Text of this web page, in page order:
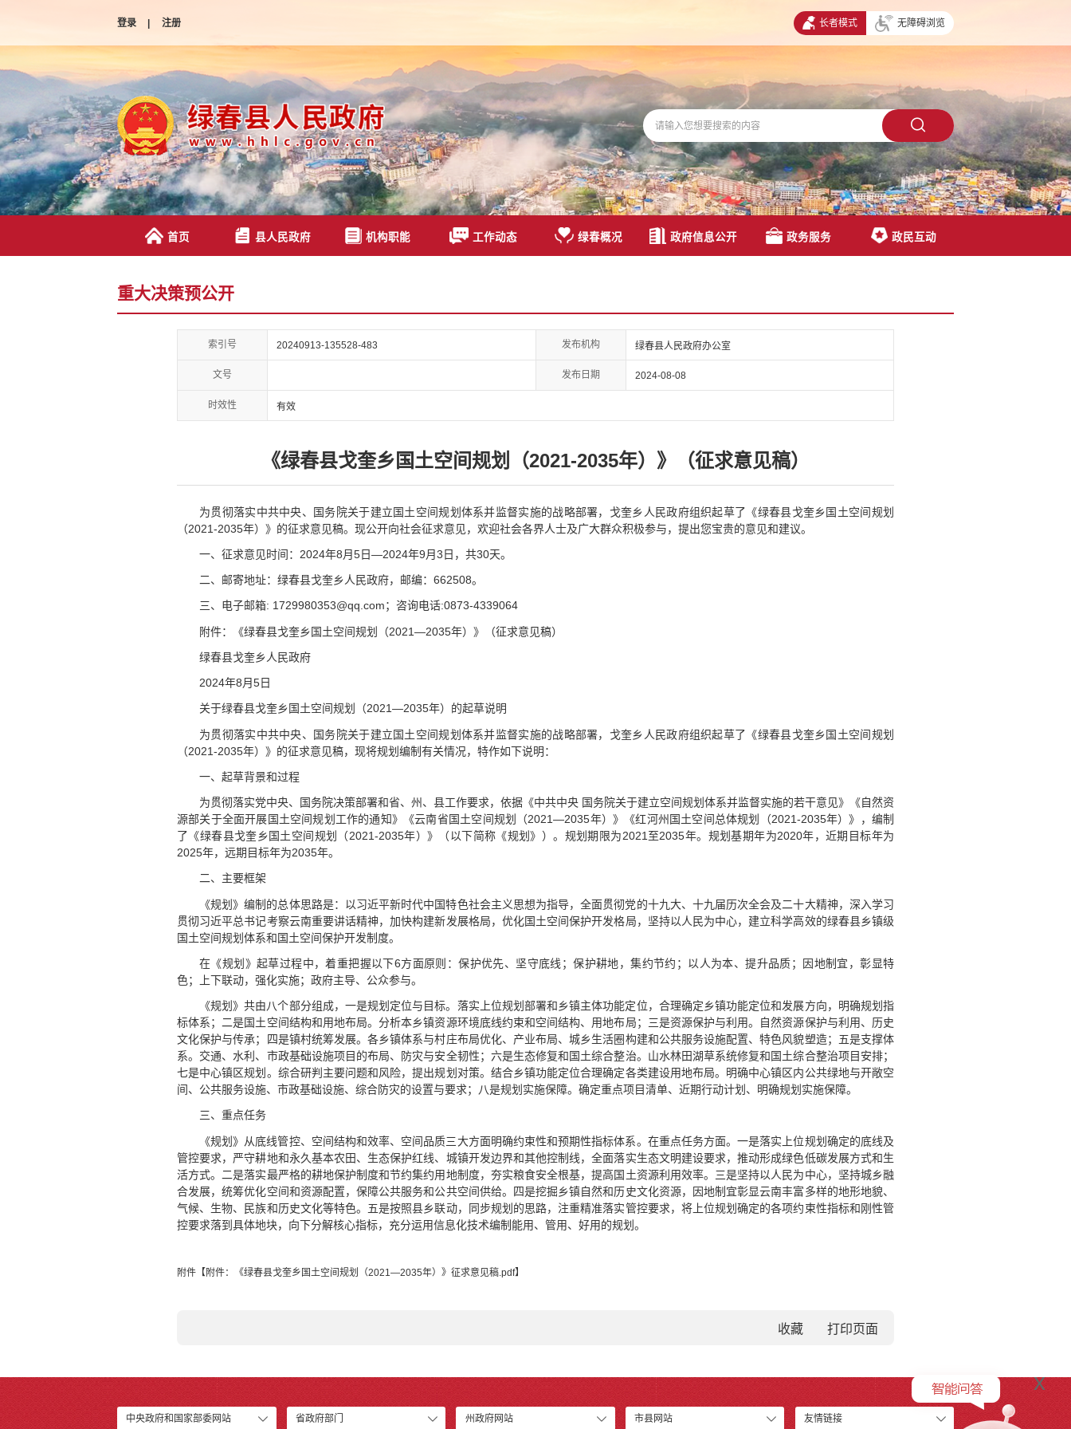
登录 | 注册 长者模式 无障碍浏览
首页 县人民政府 机构职能 工作动态 绿春概况 政府信息公开 政务服务 政民互动
重大决策预公开
索引号 20240913-135528-483 发布机构 绿春县人民政府办公室
文号 发布日期 2024-08-08
时效性 有效
《绿春县戈奎乡国土空间规划（2021-2035年）》（征求意见稿）
为贯彻落实中共中央、国务院关于建立国土空间规划体系并监督实施的战略部署，戈奎乡人民政府组织起草了《绿春县戈奎乡国土空间规划
（2021-2035年）》的征求意见稿。现公开向社会征求意见，欢迎社会各界人士及广大群众积极参与，提出您宝贵的意见和建议。
一、征求意见时间：2024年8月5日—2024年9月3日，共30天。
二、邮寄地址：绿春县戈奎乡人民政府，邮编：662508。
三、电子邮箱: 1729980353@qq.com；咨询电话:0873-4339064
附件：《绿春县戈奎乡国土空间规划（2021—2035年）》（征求意见稿）
绿春县戈奎乡人民政府
2024年8月5日
关于绿春县戈奎乡国土空间规划（2021—2035年）的起草说明
为贯彻落实中共中央、国务院关于建立国土空间规划体系并监督实施的战略部署，戈奎乡人民政府组织起草了《绿春县戈奎乡国土空间规划
（2021-2035年）》的征求意见稿，现将规划编制有关情况，特作如下说明：
一、起草背景和过程
为贯彻落实党中央、国务院决策部署和省、州、县工作要求，依据《中共中央 国务院关于建立空间规划体系并监督实施的若干意见》《自然资
源部关于全面开展国土空间规划工作的通知》《云南省国土空间规划（2021—2035年）》《红河州国土空间总体规划（2021-2035年）》，编制
了《绿春县戈奎乡国土空间规划（2021-2035年）》（以下简称《规划》）。规划期限为2021至2035年。规划基期年为2020年，近期目标年为
2025年，远期目标年为2035年。
二、主要框架
《规划》编制的总体思路是：以习近平新时代中国特色社会主义思想为指导，全面贯彻党的十九大、十九届历次全会及二十大精神，深入学习
贯彻习近平总书记考察云南重要讲话精神，加快构建新发展格局，优化国土空间保护开发格局，坚持以人民为中心，建立科学高效的绿春县乡镇级
国土空间规划体系和国土空间保护开发制度。
在《规划》起草过程中，着重把握以下6方面原则：保护优先、坚守底线；保护耕地，集约节约；以人为本、提升品质；因地制宜，彰显特
色；上下联动，强化实施；政府主导、公众参与。
《规划》共由八个部分组成，一是规划定位与目标。落实上位规划部署和乡镇主体功能定位，合理确定乡镇功能定位和发展方向，明确规划指
标体系；二是国土空间结构和用地布局。分析本乡镇资源环境底线约束和空间结构、用地布局；三是资源保护与利用。自然资源保护与利用、历史
文化保护与传承；四是镇村统筹发展。各乡镇体系与村庄布局优化、产业布局、城乡生活圈构建和公共服务设施配置、特色风貌塑造；五是支撑体
系。交通、水利、市政基础设施项目的布局、防灾与安全韧性；六是生态修复和国土综合整治。山水林田湖草系统修复和国土综合整治项目安排；
七是中心镇区规划。综合研判主要问题和风险，提出规划对策。结合乡镇功能定位合理确定各类建设用地布局。明确中心镇区内公共绿地与开敞空
间、公共服务设施、市政基础设施、综合防灾的设置与要求；八是规划实施保障。确定重点项目清单、近期行动计划、明确规划实施保障。
三、重点任务
《规划》从底线管控、空间结构和效率、空间品质三大方面明确约束性和预期性指标体系。在重点任务方面。一是落实上位规划确定的底线及
管控要求，严守耕地和永久基本农田、生态保护红线、城镇开发边界和其他控制线，全面落实生态文明建设要求，推动形成绿色低碳发展方式和生
活方式。二是落实最严格的耕地保护制度和节约集约用地制度，夯实粮食安全根基，提高国土资源利用效率。三是坚持以人民为中心，坚持城乡融
合发展，统筹优化空间和资源配置，保障公共服务和公共空间供给。四是挖掘乡镇自然和历史文化资源，因地制宜彰显云南丰富多样的地形地貌、
气候、生物、民族和历史文化等特色。五是按照县乡联动，同步规划的思路，注重精准落实管控要求，将上位规划确定的各项约束性指标和刚性管
控要求落到具体地块，向下分解核心指标，充分运用信息化技术编制能用、管用、好用的规划。
附件【附件：《绿春县戈奎乡国土空间规划（2021—2035年）》征求意见稿.pdf】
收藏
中央政府和国家部委网站 省政府部门 州政府网站 市县网站 友情链接
x